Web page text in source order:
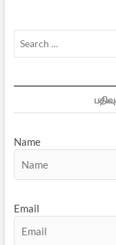
Name
Email